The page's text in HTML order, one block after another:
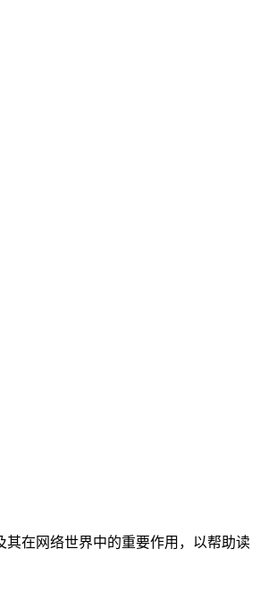
在网络世界中的重要作用，以帮助读